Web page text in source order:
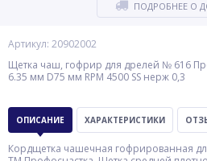
Артикул: 20902002
Щетка чаш, гофрир для дрелей № 616
6.35 мм D75 мм RPM 4500 SS нерж 0,3
ПОДРОБНЕЕ О
ОПИСАНИЕ ХАРАКТЕРИСТИКИ
Кордщетка чашечная гофрированная